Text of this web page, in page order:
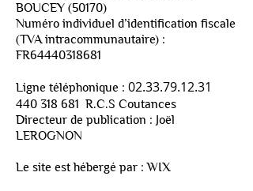
BOUCEY (50170)
Numéro individuel d’identification fiscale
(TVA intracommunautaire) :
FR64440318681
Ligne téléphonique : 02.33.79.12.31
440 318 681 R.C.S Coutances
Directeur de publication : Joël
LEROGNON
Le site est hébergé par : WIX